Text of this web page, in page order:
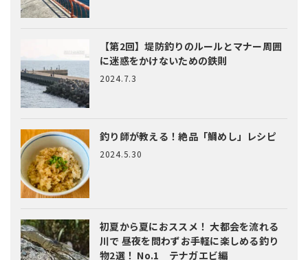
【第2回】堤防釣りのルールとマナー周囲
に迷惑をかけないための鉄則
2024.7.3
釣り師が教える！絶品「鯛めし」レシピ
2024.5.30
初夏から夏におススメ！ 大都会を流れる
川で 昼夜を問わずお手軽に楽しめる釣り
物2選！ No.1 テナガエビ編